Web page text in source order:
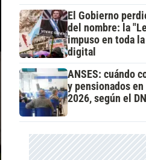
El Gobierno
del nombre: la
impuso en toda
digital
ANSES: cuándo
y pensionados
2026, según el